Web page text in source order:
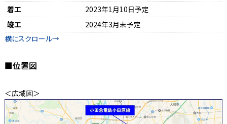
着工
2023年1月10日予定
竣工
2024年3月末予定
■位置図
＜広域図＞